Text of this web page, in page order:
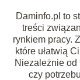
Daminfo.pl to
treści
rynkiem pracy.
które ułatwią
Niezależnie od
czy